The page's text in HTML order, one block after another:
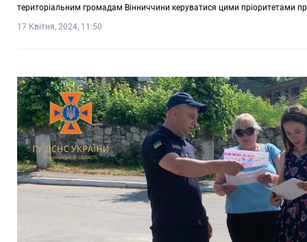
територіальним громадам Вінниччини керуватися цими пріоритетами
17 Квітня, 2024, 11:50